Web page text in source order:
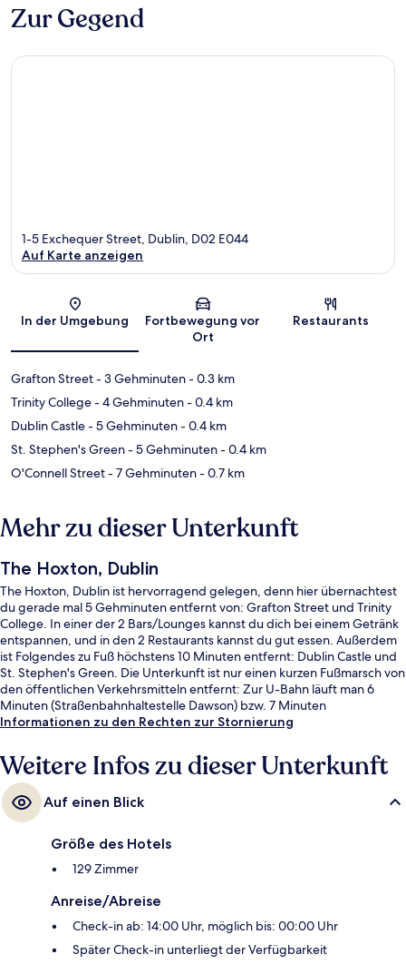
Zur Gegend
Karte
1-5 Exchequer Street, Dublin, D02 E044
Auf Karte anzeigen
In der Umgebung
Fortbewegung vor
Ort
Restaurants
Grafton Street- 3 Gehminuten- 0.3 km
Trinity College- 4 Gehminuten- 0.4 km
Dublin Castle- 5 Gehminuten- 0.4 km
St. Stephen's Green- 5 Gehminuten- 0.4 km
O'Connell Street- 7 Gehminuten- 0.7 km
Mehr zu dieser Unterkunft
The Hoxton, Dublin
The Hoxton, Dublin ist hervorragend gelegen, denn hier übernachtest
du gerade mal 5 Gehminuten entfernt von: Grafton Street und Trinity
College. In einer der 2 Bars/Lounges kannst du dich bei einem Getränk
entspannen, und in den 2 Restaurants kannst du gut essen. Außerdem
ist Folgendes zu Fuß höchstens 10 Minuten entfernt: Dublin Castle und
St. Stephen's Green. Die Unterkunft ist nur einen kurzen Fußmarsch von
den öffentlichen Verkehrsmitteln entfernt: Zur U-Bahn läuft man 6
Minuten (Straßenbahnhaltestelle Dawson) bzw. 7 Minuten
(Straßenbahnhaltestelle Trinity).
Informationen zu den Rechten zur Stornierung
Weitere Infos zu dieser Unterkunft
Auf einen Blick
Größe des Hotels
129 Zimmer
Anreise/Abreise
Check-in ab: 14:00 Uhr, möglich bis: 00:00 Uhr
Später Check-in unterliegt der Verfügbarkeit